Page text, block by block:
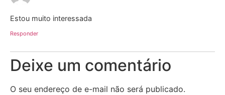
Estou muito interessada
Responder
Deixe um comentário
O seu endereço de e-mail não será publicado.